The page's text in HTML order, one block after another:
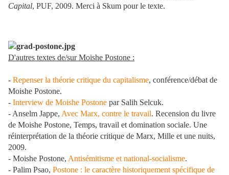
Capital, PUF, 2009. Merci à Skum pour le texte.
D'autres textes de/sur Moishe Postone :
- Repenser la théorie critique du capitalisme, conférence/débat de
Moishe Postone.
- Interview de Moishe Postone par Salih Selcuk.
- Anselm Jappe, Avec Marx, contre le travail. Recension du livre
de Moishe Postone, Temps, travail et domination sociale. Une
réinterprétation de la théorie critique de Marx, Mille et une nuits,
2009.
- Moishe Postone, Antisémitisme et national-socialisme.
- Palim Psao, Postone : le caractère historiquement spécifique de